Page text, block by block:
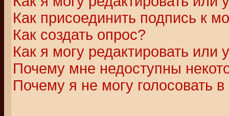
Как присоединить подпись к
Как создать опрос?
Как я могу редактировать или
Почему мне недоступны
Почему я не могу голосовать